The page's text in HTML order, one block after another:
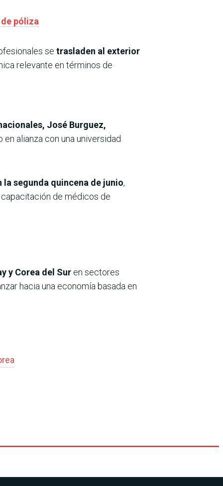
póliza
se trasladen al exterior
relevante en términos de
José Burguez,
alianza con una universidad
segunda quincena de junio,
de médicos de
y Corea del Sur en sectores
hacia una economía basada en